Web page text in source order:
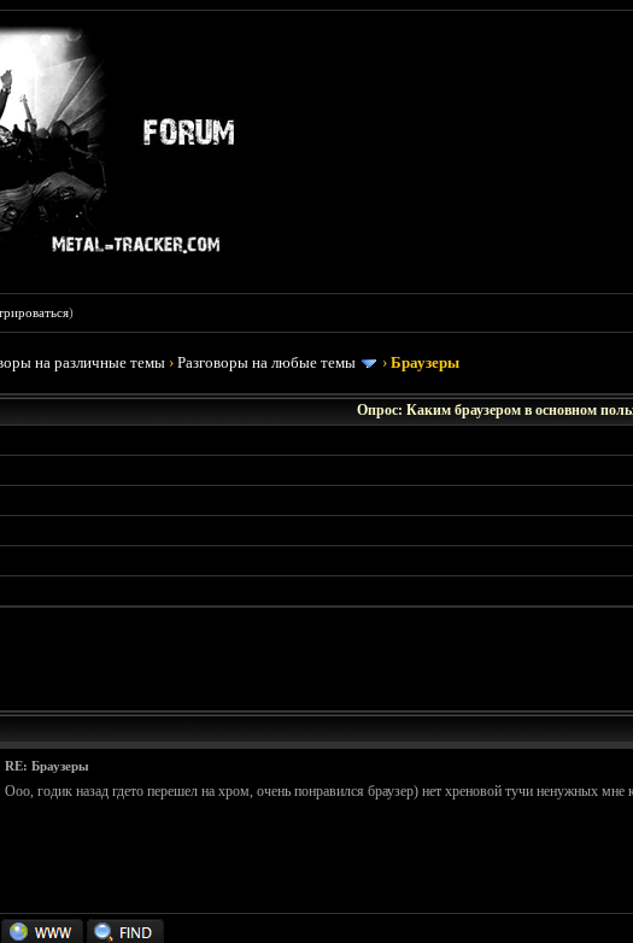
)
на различные темы ›Разговоры на любые темы ›Браузеры
Опрос: Каким браузером в основном
RE: Браузеры
Ооо, годик назад гдето перешел на хром, очень понравился браузер) нет хреновой тучи ненужных